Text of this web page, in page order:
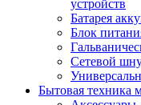
устройств
Батарея
Блок
Сетевой
Бытовая техника